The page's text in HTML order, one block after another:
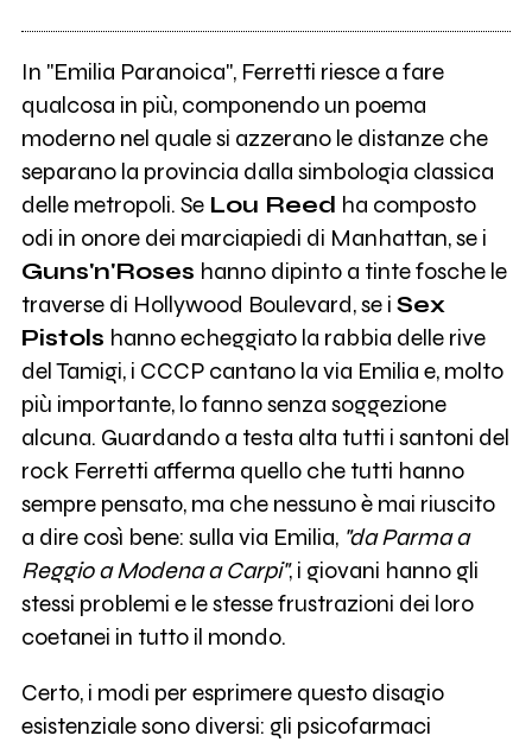
In "Emilia Paranoica", Ferretti riesce a fare
qualcosa in più, componendo un poema
moderno nel quale si azzerano le distanze che
separano la provincia dalla simbologia classica
delle metropoli. Se Lou Reed ha composto
odi in onore dei marciapiedi di Manhattan, se i
Guns'n'Roses hanno dipinto a tinte fosche le
traverse di Hollywood Boulevard, se i Sex
Pistols hanno echeggiato la rabbia delle rive
del Tamigi, i CCCP cantano la via Emilia e, molto
più importante, lo fanno senza soggezione
alcuna. Guardando a testa alta tutti i santoni del
rock Ferretti afferma quello che tutti hanno
sempre pensato, ma che nessuno è mai riuscito
a dire così bene: sulla via Emilia, "da Parma a
Reggio a Modena a Carpi", i giovani hanno gli
stessi problemi e le stesse frustrazioni dei loro
coetanei in tutto il mondo.
Certo, i modi per esprimere questo disagio
esistenziale sono diversi: gli psicofarmaci